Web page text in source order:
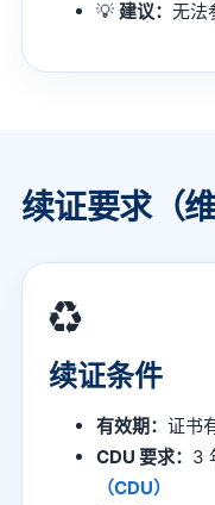
💡 建议： 无法
续证要求（
♻️
续证条件
有效期： 证书
CDU 要求： 3
（CDU）